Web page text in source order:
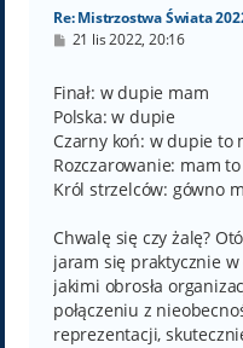
Re: Mistrzostwa Świata
P
t
21 lis 2022, 20:16
Finał: w dupie mam
Polska: w dupie
Czarny koń: w dupie to
Rozczarowanie: mam
Król strzelców: gówno
Chwalę się czy żalę?
jaram się praktycznie w
jakimi obrosła
połączeniu z
reprezentacji,